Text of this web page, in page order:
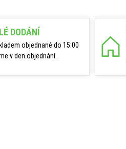
DODÁNÍ
objednané do 15:00
v den objednání.